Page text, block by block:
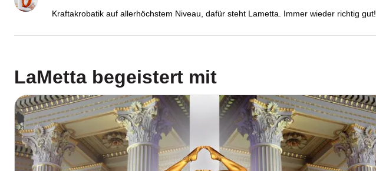
Kraftakrobatik auf allerhöchstem Niveau, dafür steht Lametta. Immer wieder richtig gut!
LaMetta begeistert mit